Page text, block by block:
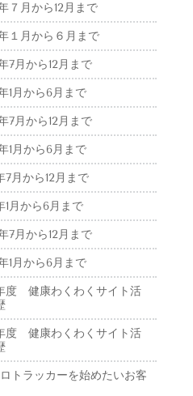
７月から12月まで
１月から６月まで
7月から12月まで
1月から6月まで
7月から12月まで
1月から6月まで
7月から12月まで
1月から6月まで
7月から12月まで
1月から6月まで
度 健康わくわくサイト活
度 健康わくわくサイト活
トラッカーを始めたいお客